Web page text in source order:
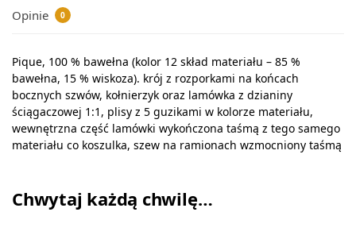
Opinie 0
Pique, 100 % bawełna (kolor 12 skład materiału – 85 %
bawełna, 15 % wiskoza). krój z rozporkami na końcach
bocznych szwów, kołnierzyk oraz lamówka z dzianiny
ściągaczowej 1:1, plisy z 5 guzikami w kolorze materiału,
wewnętrzna część lamówki wykończona taśmą z tego samego
materiału co koszulka, szew na ramionach wzmocniony taśmą
Chwytaj każdą chwilę…